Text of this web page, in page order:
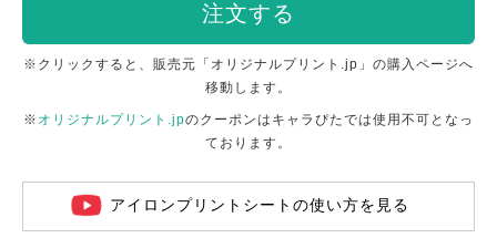
注文する
※クリックすると、販売元「オリジナルプリント.jp」の購入ページへ
移動します。
※ オリジナルプリント.jpのクーポンはキャラぴたでは使用不可となっ
ております。
アイロンプリントシートの使い方を見る